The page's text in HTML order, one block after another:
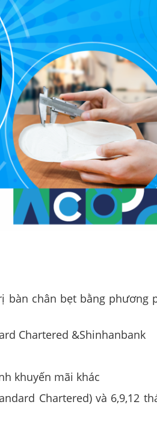
bàn chân bẹt bằng phương
Chartered &Shinhanbank
khuyến mãi khác
Chartered) và 6,9,12